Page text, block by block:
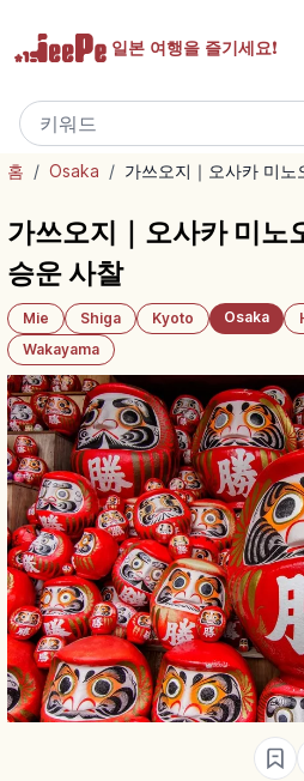
일본 여행을 즐기세요!
홈 / Osaka / 가쓰오지｜오사카 미
가쓰오지｜오사카 미노
승운 사찰
Mie Shiga Kyoto Osaka
Wakayama